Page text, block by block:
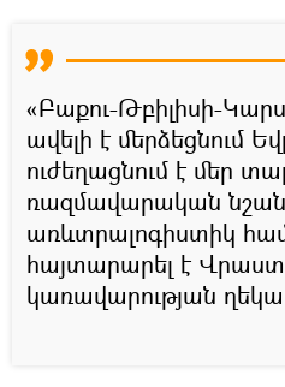
«Բաքու-Թբիլիսի-Կարս
ավելի է մերձեցնում
ուժեղացնում է մեր
ռազմավարական
առևտրալոգիստիկ
հայտարարել է
կառավարության